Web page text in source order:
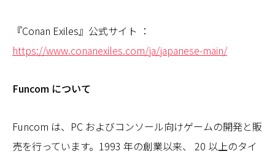
『Conan Exiles』公式サイト ：
https://www.conanexiles.com/ja/japanese-main/
Funcom について
Funcom は、PC およびコンソール向けゲームの開発と販
売を行っています。1993 年の創業以来、 20 以上のタイ